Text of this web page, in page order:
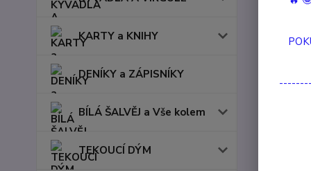
KARTY a KNIHY
DENÍKY a ZÁPISNÍKY
BÍLÁ ŠALVĚJ a Vše kolem
TEKOUCÍ DÝM